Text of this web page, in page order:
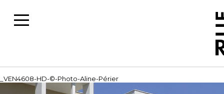
_VEN4608-HD-©-Photo-Aline-Périer